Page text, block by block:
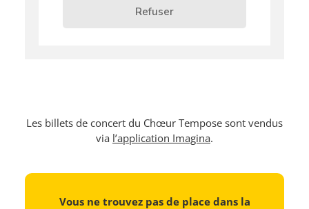
Les billets de concert du Chœur Tempose sont vendus
via l’application Imagina.
Vous ne trouvez pas de place dans la